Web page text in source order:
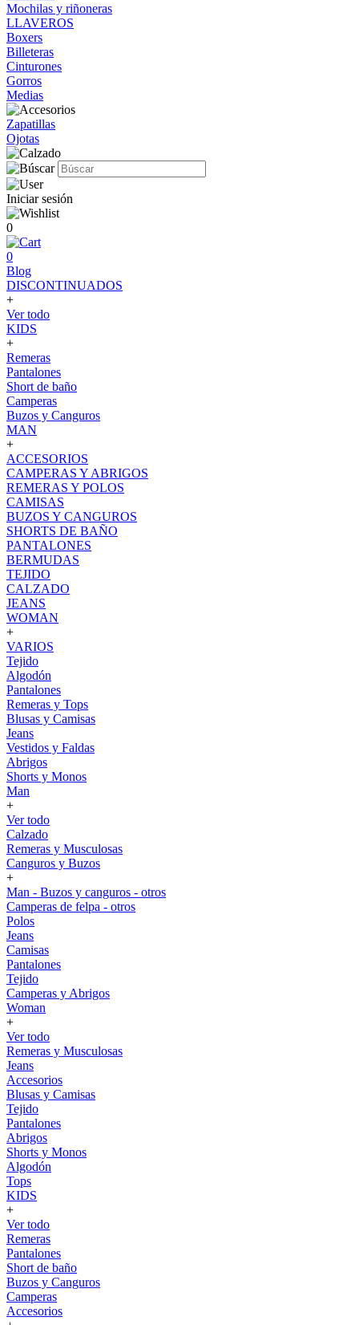
Mochilas y riñoneras
LLAVEROS
Boxers
Billeteras
Cinturones
Gorros
Medias
Zapatillas
Ojotas
Iniciar sesión
0
0
Blog
DISCONTINUADOS
+
Ver todo
KIDS
+
Remeras
Pantalones
Short de baño
Camperas
Buzos y Canguros
MAN
+
ACCESORIOS
CAMPERAS Y ABRIGOS
REMERAS Y POLOS
CAMISAS
BUZOS Y CANGUROS
SHORTS DE BAÑO
PANTALONES
BERMUDAS
TEJIDO
CALZADO
JEANS
WOMAN
+
VARIOS
Tejido
Algodón
Pantalones
Remeras y Tops
Blusas y Camisas
Jeans
Vestidos y Faldas
Abrigos
Shorts y Monos
Man
+
Ver todo
Calzado
Remeras y Musculosas
Canguros y Buzos
+
Man - Buzos y canguros - otros
Camperas de felpa - otros
Polos
Jeans
Camisas
Pantalones
Tejido
Camperas y Abrigos
Woman
+
Ver todo
Remeras y Musculosas
Jeans
Accesorios
Blusas y Camisas
Tejido
Pantalones
Abrigos
Shorts y Monos
Algodón
Tops
KIDS
+
Ver todo
Remeras
Pantalones
Short de baño
Buzos y Canguros
Camperas
Accesorios